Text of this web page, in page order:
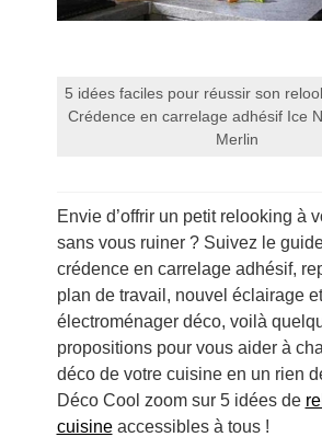
5 idées faciles pour réussir son
Crédence en carrelage adhésif Ice
Merlin
Envie d’offrir un petit relooking à
sans vous ruiner ? Suivez le
crédence en carrelage adhésif,
plan de travail, nouvel éclairage
électroménager déco, voilà
propositions pour vous aider à
déco de votre cuisine en un rien
Déco Cool zoom sur 5 idées de
cuisineaccessibles à tous !